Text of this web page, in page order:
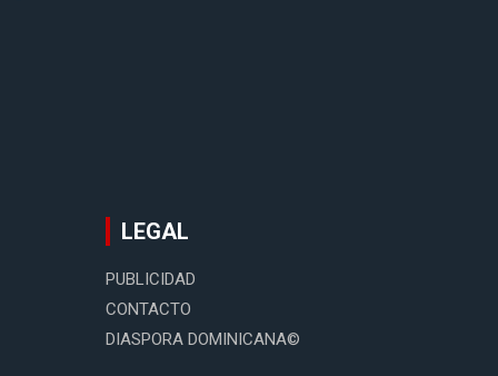
LEGAL
PUBLICIDAD
CONTACTO
DIASPORA DOMINICANA©